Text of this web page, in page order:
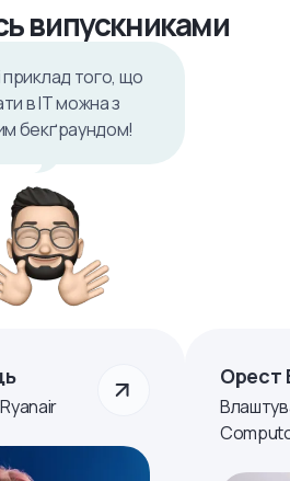
випускниками
приклад того, що
в ІТ можна з
бекґраундом!
Орест